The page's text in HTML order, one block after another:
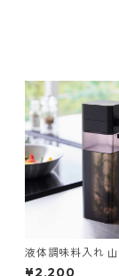
液体調味料入れ
er タワー 蓋付き
¥2,200